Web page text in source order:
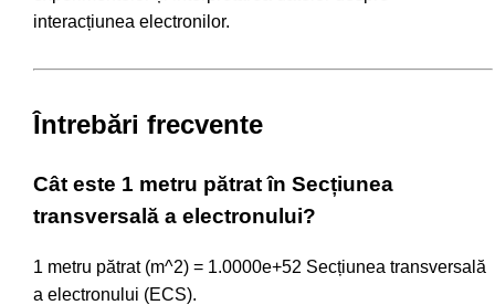
interacțiunea electronilor.
Întrebări frecvente
Cât este 1 metru pătrat în Secțiunea
transversală a electronului?
1 metru pătrat (m^2) = 1.0000e+52 Secțiunea transversală
a electronului (ECS).